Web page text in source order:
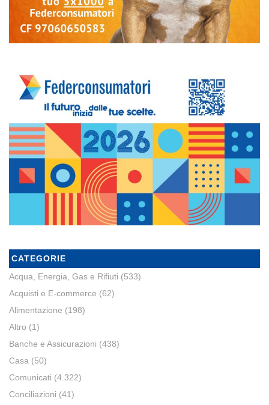
CATEGORIE
Acqua, Energia, Gas e Rifiuti (533)
Acquisti e E-commerce (62)
Alimentazione (198)
Altro (1)
Banche e Assicurazioni (438)
Casa (50)
Comunicati (4.322)
Conciliazioni (41)